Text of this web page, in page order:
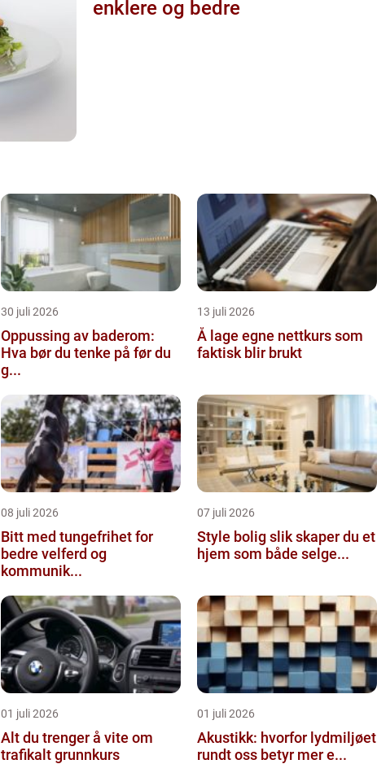
enklere og bedre
30 juli 2026
Oppussing av baderom:
Hva bør du tenke på før du
g...
13 juli 2026
Å lage egne nettkurs som
faktisk blir brukt
08 juli 2026
Bitt med tungefrihet for
bedre velferd og
kommunik...
07 juli 2026
Style bolig slik skaper du et
hjem som både selge...
01 juli 2026
Alt du trenger å vite om
trafikalt grunnkurs
01 juli 2026
Akustikk: hvorfor lydmiljøet
rundt oss betyr mer e...